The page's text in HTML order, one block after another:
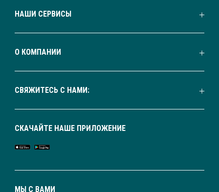
НАШИ СЕРВИСЫ
О КОМПАНИИ
СВЯЖИТЕСЬ С НАМИ:
МЫ С ВАМИ
СКАЧАЙТЕ НАШЕ ПРИЛОЖЕНИЕ